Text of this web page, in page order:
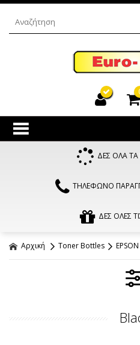
ΔΕΣ ΟΛΑ
ΤΗΛΕΦΩΝΟ
ΔΕΣ ΟΛΕΣ
Αρχική Toner Bottles EPSON